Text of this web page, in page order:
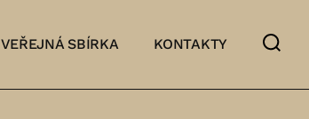
VEŘEJNÁ SBÍRKA KONTAKTY